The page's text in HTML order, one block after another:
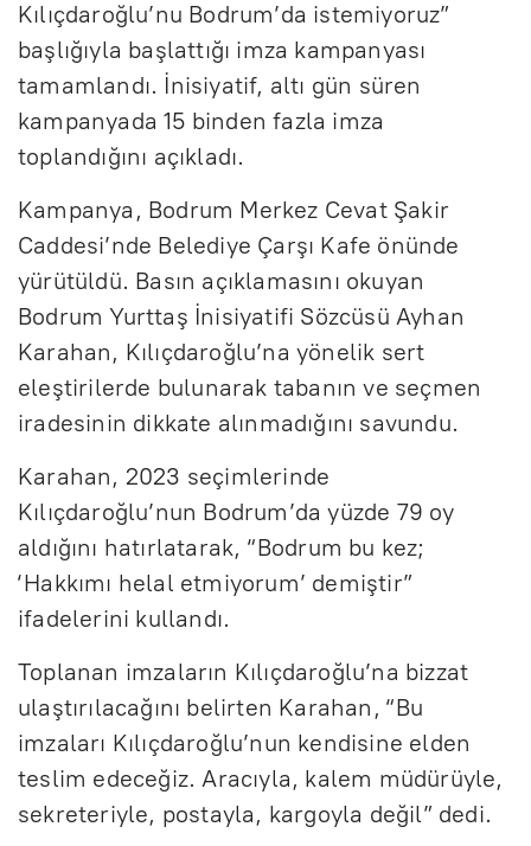
Kılıçdaroğlu’nu Bodrum’da istemiyoruz”
başlığıyla başlattığı imza kampanyası
tamamlandı. İnisiyatif, altı gün süren
kampanyada 15 binden fazla imza
toplandığını açıkladı.
Kampanya, Bodrum Merkez Cevat Şakir
Caddesi’nde Belediye Çarşı Kafe önünde
yürütüldü. Basın açıklamasını okuyan
Bodrum Yurttaş İnisiyatifi Sözcüsü Ayhan
Karahan, Kılıçdaroğlu’na yönelik sert
eleştirilerde bulunarak tabanın ve seçmen
iradesinin dikkate alınmadığını savundu.
Karahan, 2023 seçimlerinde
Kılıçdaroğlu’nun Bodrum’da yüzde 79 oy
aldığını hatırlatarak, “Bodrum bu kez;
‘Hakkımı helal etmiyorum’ demiştir”
ifadelerini kullandı.
Toplanan imzaların Kılıçdaroğlu’na bizzat
ulaştırılacağını belirten Karahan, “Bu
imzaları Kılıçdaroğlu’nun kendisine elden
teslim edeceğiz. Aracıyla, kalem müdürüyle,
sekreteriyle, postayla, kargoyla değil” dedi.